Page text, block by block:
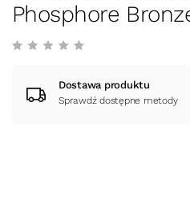
Phosphore
Dostawa produktu
Sprawdź dostępne metody